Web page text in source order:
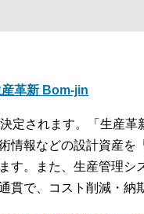
革新 Bom-jin
定されます。「生産
情報などの設計資産
す。また、生産管理
貫で、コスト削減・納